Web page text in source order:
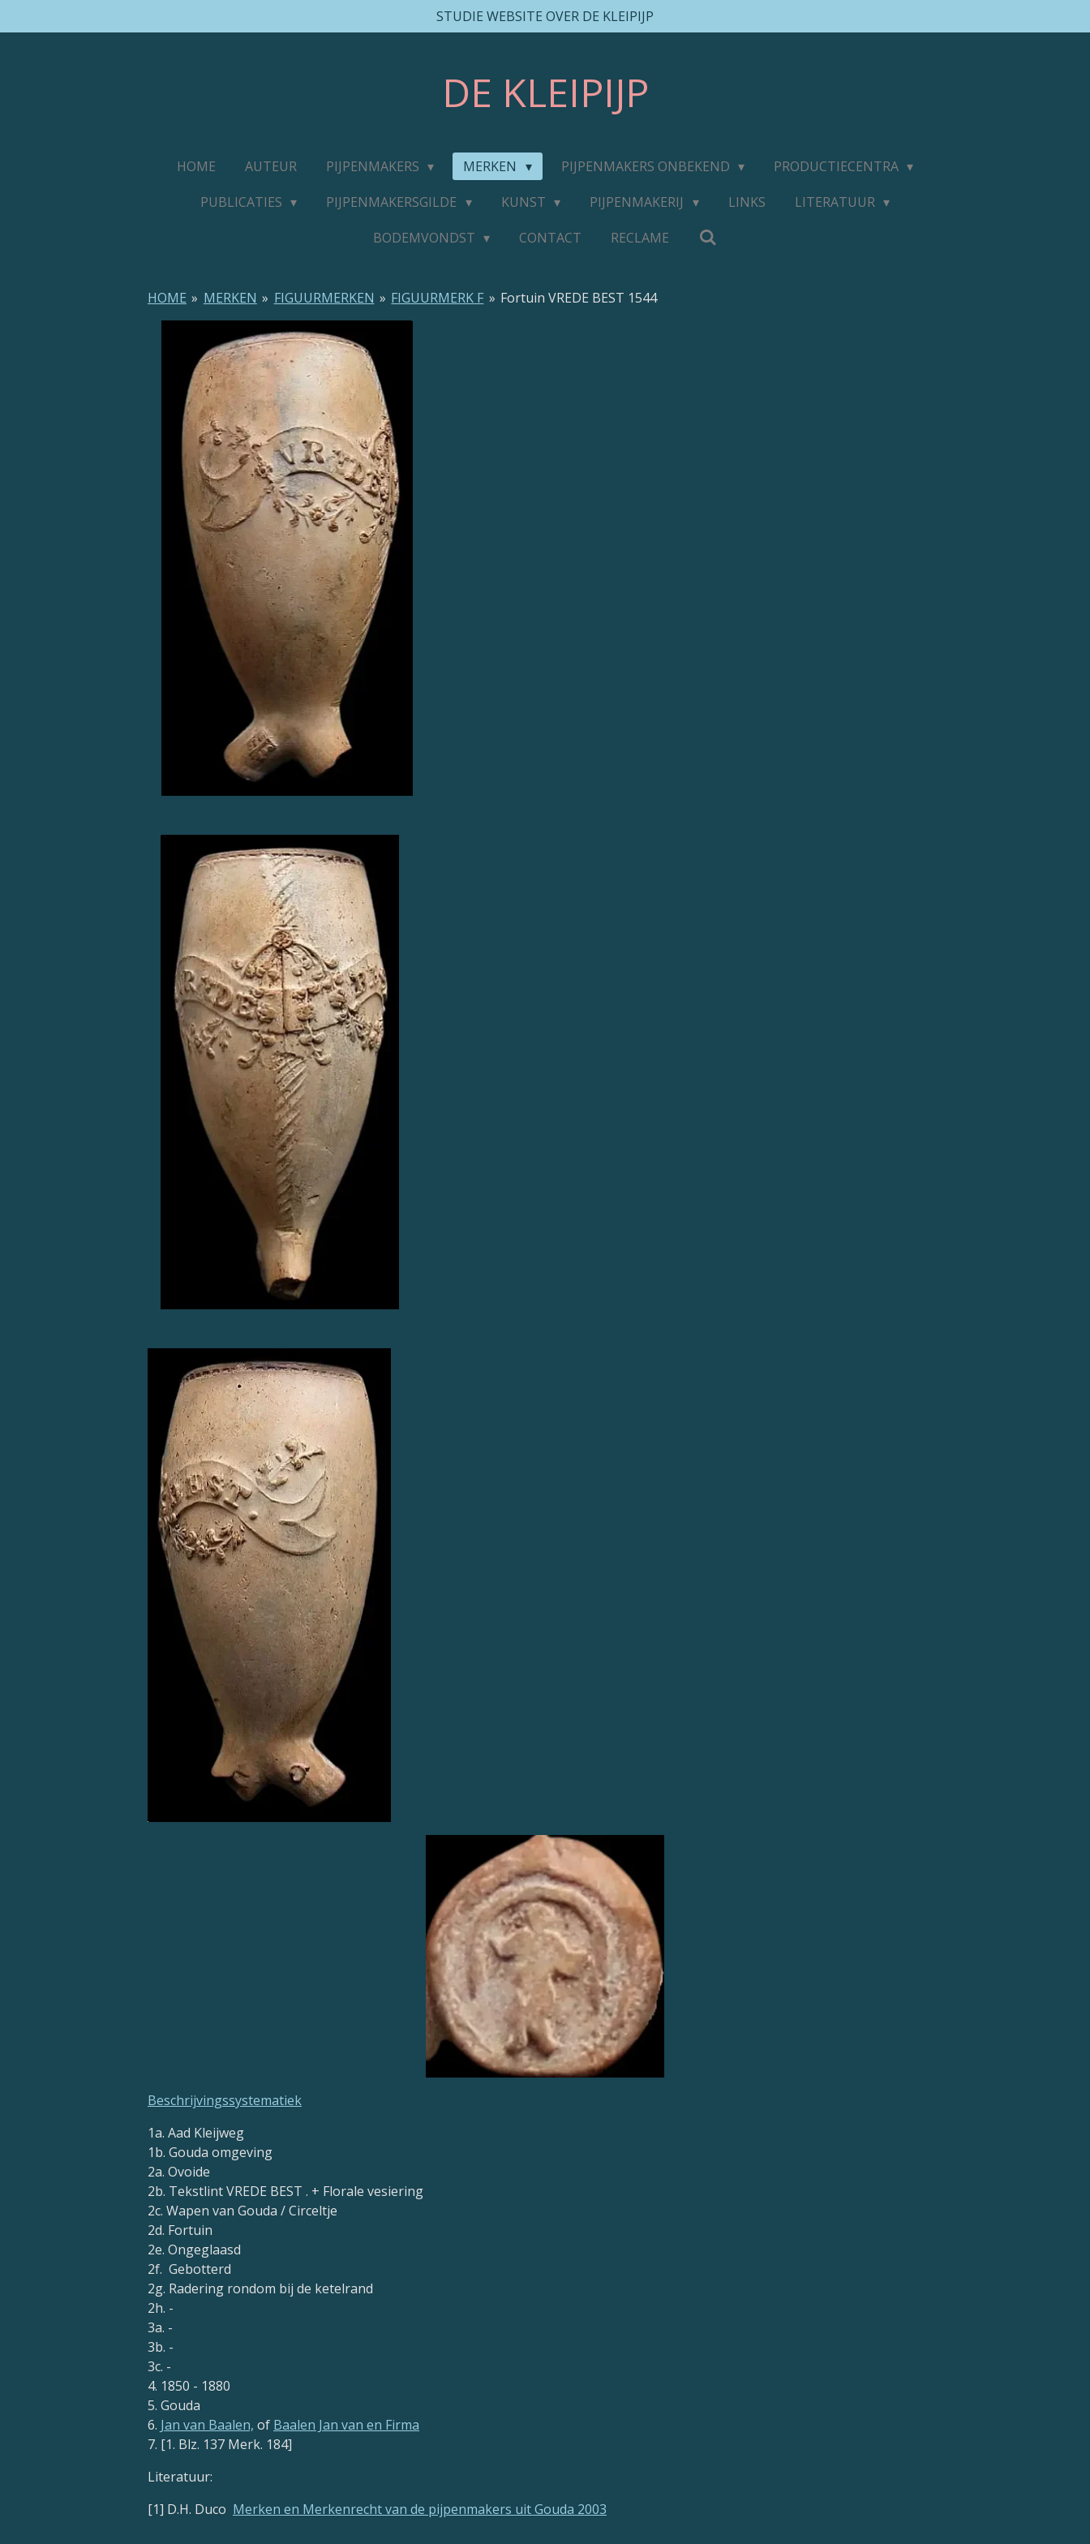
direct
STUDIE WEBSITE OVER DE KLEIPIJP
DE KLEIPIJP
HOME AUTEUR PIJPENMAKERS MERKEN PIJPENMAKERS ONBEKEND
PRODUCTIECENTRA
PUBLICATIES
PIJPENMAKERSGILDE KUNST PIJPENMAKERIJ LINKS
LITERATUUR
BODEMVONDST
CONTACT RECLAME
HOME » MERKEN » FIGUURMERKEN » FIGUURMERK F » Fortuin VREDE BEST 1544
Beschrijvingssystematiek
1a. Aad Kleijweg
1b. Gouda omgeving
2a. Ovoide
2b. Tekstlint VREDE BEST . + Florale vesiering
2c. Wapen van Gouda / Circeltje
2d. Fortuin
2e. Ongeglaasd
2f. Gebotterd
2g. Radering rondom bij de ketelrand
2h. -
3a. -
3b. -
3c. -
4. 1850 - 1880
5. Gouda
6. Jan van Baalen, of Baalen Jan van en Firma
7. [1. Blz. 137 Merk. 184]
Literatuur:
[1] D.H. Duco Merken en Merkenrecht van de pijpenmakers uit Gouda 2003